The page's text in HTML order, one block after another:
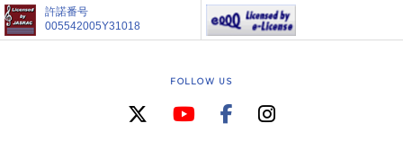
許諾番号
005542005Y31018
FOLLOW US